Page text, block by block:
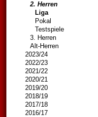
2. Herren
Liga
Pokal
Testspiele
3. Herren
Alt-Herren
2023/24
2022/23
2021/22
2020/21
2019/20
2018/19
2017/18
2016/17